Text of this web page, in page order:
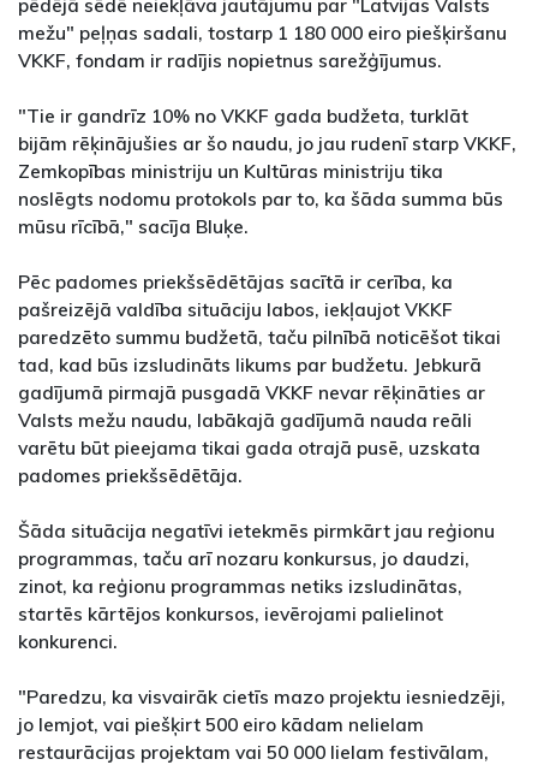
mežu" peļņas sadali, tostarp 1 180 000 eiro piešķiršanu
VKKF, fondam ir radījis nopietnus sarežģījumus.
"Tie ir gandrīz 10% no VKKF gada budžeta, turklāt
bijām rēķinājušies ar šo naudu, jo jau rudenī starp VKKF,
Zemkopības ministriju un Kultūras ministriju tika
noslēgts nodomu protokols par to, ka šāda summa būs
mūsu rīcībā," sacīja Bluķe.
Pēc padomes priekšsēdētājas sacītā ir cerība, ka
pašreizējā valdība situāciju labos, iekļaujot VKKF
paredzēto summu budžetā, taču pilnībā noticēšot tikai
tad, kad būs izsludināts likums par budžetu. Jebkurā
gadījumā pirmajā pusgadā VKKF nevar rēķināties ar
Valsts mežu naudu, labākajā gadījumā nauda reāli
varētu būt pieejama tikai gada otrajā pusē, uzskata
padomes priekšsēdētāja.
Šāda situācija negatīvi ietekmēs pirmkārt jau reģionu
programmas, taču arī nozaru konkursus, jo daudzi,
zinot, ka reģionu programmas netiks izsludinātas,
startēs kārtējos konkursos, ievērojami palielinot
konkurenci.
"Paredzu, ka visvairāk cietīs mazo projektu iesniedzēji,
jo lemjot, vai piešķirt 500 eiro kādam nelielam
restaurācijas projektam vai 50 000 lielam festivālam,